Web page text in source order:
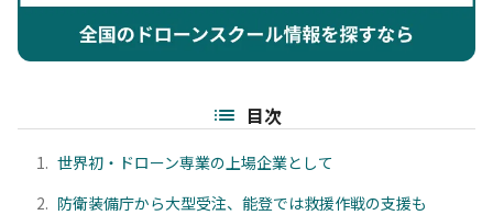
目次
1. 世界初・ドローン専業の上場企業として
2. 防衛装備庁から大型受注、能登では救援作戦の支援も